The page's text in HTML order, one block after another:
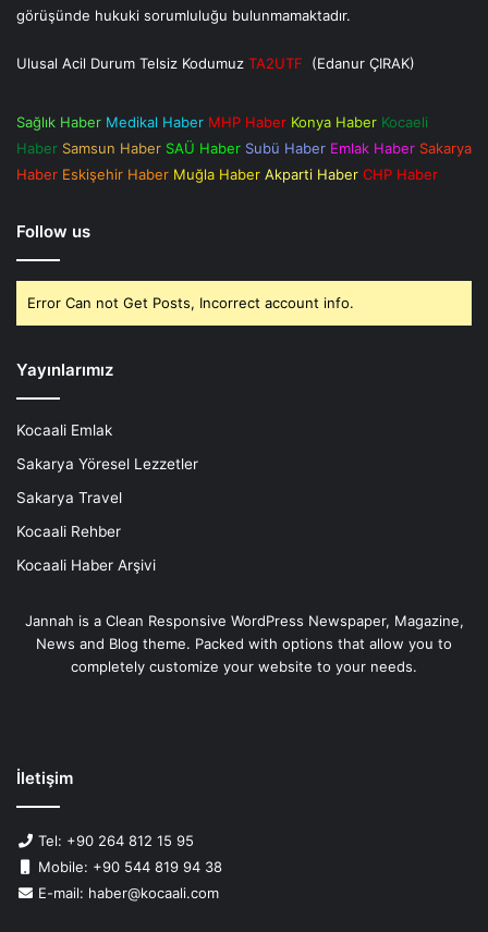
görüşünde hukuki sorumluluğu bulunmamaktadır.
Ulusal Acil Durum Telsiz Kodumuz TA2UTF (Edanur ÇIRAK)
Sağlık Haber Medikal Haber MHP Haber Konya Haber Kocaeli
Haber Samsun Haber SAÜ Haber Subü Haber Emlak Haber Sakarya
Haber Eskişehir Haber Muğla Haber Akparti Haber CHP Haber
Follow us
Error Can not Get Posts, Incorrect account info.
Yayınlarımız
Kocaali Emlak
Sakarya Yöresel Lezzetler
Sakarya Travel
Kocaali Rehber
Kocaali Haber Arşivi
Jannah is a Clean Responsive WordPress Newspaper, Magazine,
News and Blog theme. Packed with options that allow you to
completely customize your website to your needs.
İletişim
Tel: +90 264 812 15 95
Mobile: +90 544 819 94 38
E-mail: haber@kocaali.com